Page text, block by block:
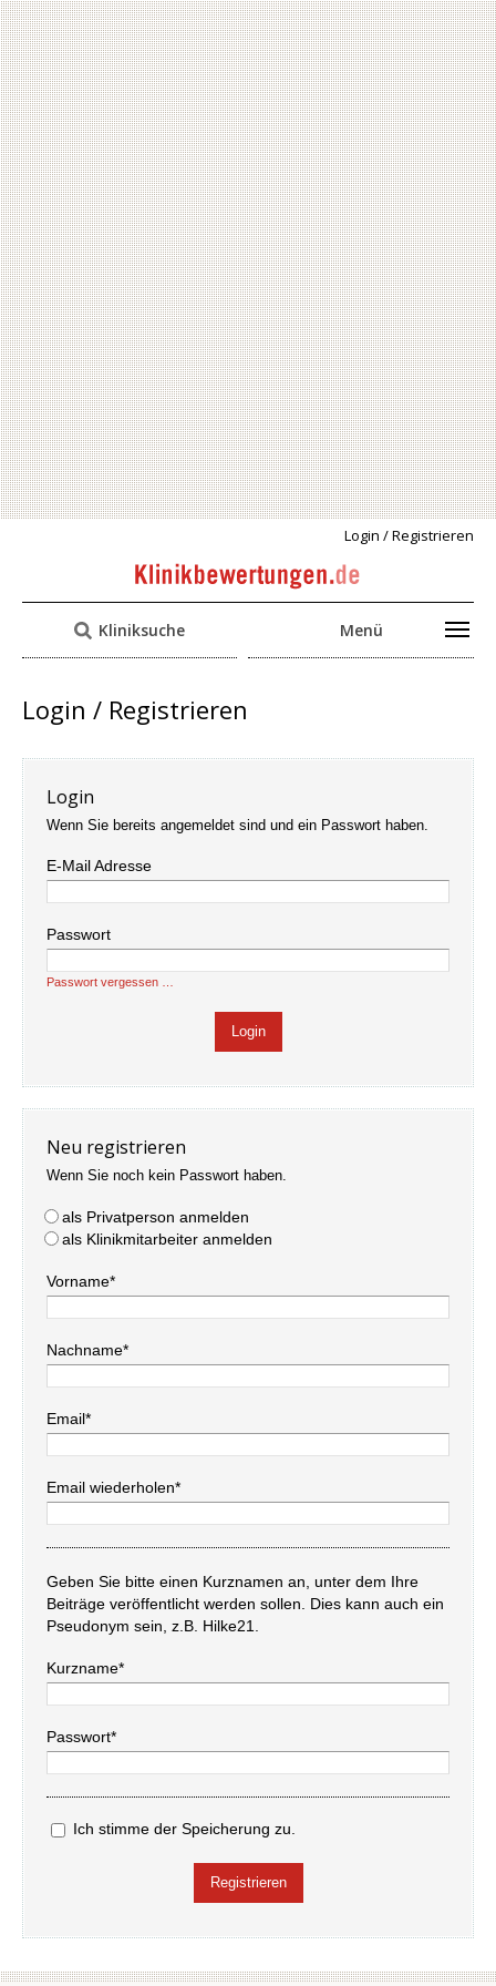
Login / Registrieren
Kliniksuche Menü
Login / Registrieren
Login
Wenn Sie bereits angemeldet sind und ein Passwort haben.
E-Mail Adresse
Passwort
Passwort vergessen …
Neu registrieren
Wenn Sie noch kein Passwort haben.
als Privatperson anmelden
als Klinikmitarbeiter anmelden
Vorname*
Nachname*
Email*
Email wiederholen*
Geben Sie bitte einen Kurznamen an, unter dem Ihre
Beiträge veröffentlicht werden sollen. Dies kann auch ein
Pseudonym sein, z.B. Hilke21.
Kurzname*
Passwort*
Ich stimme der Speicherung zu.